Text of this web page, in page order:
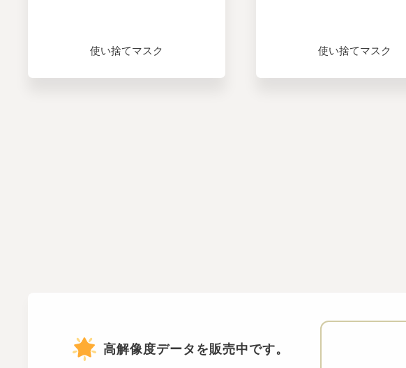
使い捨てマスク 使い捨てマスク
高解像度データを販売中です。